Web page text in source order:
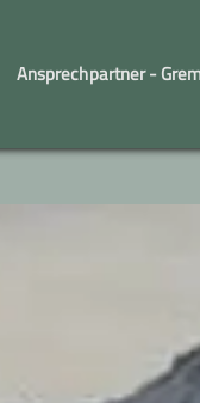
Ansprechpartner -